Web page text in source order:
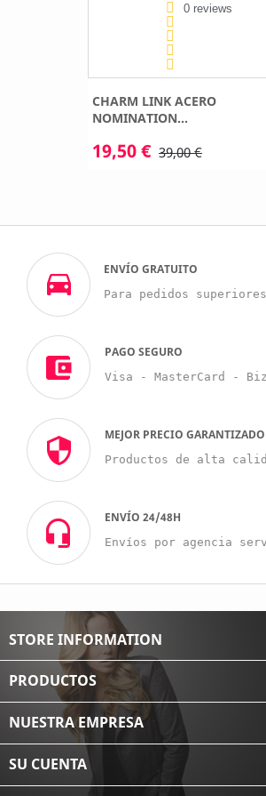
0 reviews
CHARM LINK ACERO
NOMINATION...
19,50 € 39,00 €
ENVÍO GRATUITO
Para pedidos
PAGO SEGURO
Visa - MasterCard -
MEJOR PRECIO GARANTIZADO
Productos de alta
ENVÍO 24/48H
Envíos por agencia
STORE INFORMATION
PRODUCTOS
NUESTRA EMPRESA
SU CUENTA